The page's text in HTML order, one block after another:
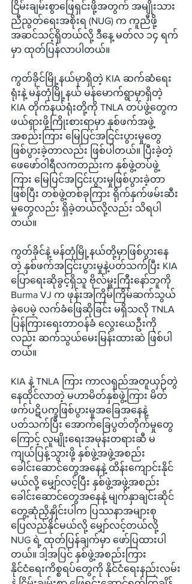
ငြိမ်းချမ်းစွာဖြေရှင်းဖို့အတွက် အမျိုးသား
ညီညွတ်ရေးအစိုးရ (NUG) က ကူညီဖို့
အဆင်သင့်ရှိတယ်လို့ ဒီနေ့ မတ်လ ၁၄ ရက်
မှာ ထုတ်ပြန်လာပါတယ်။
ကွတ်ခိုင်မြို့နယ်မှာရှိတဲ့ KIA ဆက်ဆံရေး
ရုံးနဲ့ မန်တုံမြို့နယ် မန်မောက်ရွာမှာရှိတဲ့
KIA တိုက်နယ်ရုံးတို့ကို TNLA တပ်ဖွဲ့တွေက
ဖယ်ရှားဖို့ကြိုးစားရာမှာ နှစ်ဖက်အဖွဲ့
အစည်းကြား မြေပြင်အငြင်းပွားမှုတွေ
ဖြစ်ပွားခဲ့တာလည်း ဖြစ်ပါတယ်။ ပြီးခဲ့တဲ့
ဖေဖော်ဝါရီလကတည်းက နှစ်ဖွဲ့တပ်ဖွဲ့
ကြား မြေပြင်အငြင်းပွားမှုဖြစ်ပွားခဲ့တာ
ဖြစ်ပြီး တစ်ဖွဲ့တစ်ခုကြား ရိုက်နှက်ဖမ်းဆီး
မှုတွေလည်း ရှိခဲ့တယ်လို့လည်း သိရပါ
တယ်။
ကွတ်ခိုင်နဲ့ မန်တုံမြို့နယ်တို့မှာဖြစ်ပွားနေ
တဲ့ နှစ်ဖက်အငြင်းပွားမှုနဲ့ပတ်သက်ပြီး KIA
ပြောရေးဆိုခွင့်ရှိသူ ဗိုလ်မှူးကြီးနော်ဘူကို
Burma VJ က ဖုန်းအကြိမ်ကြိမ်ဆက်သွယ်
ခဲ့ပေမဲ့ လက်ခံဖြေဆိုခြင်း မရှိသလို TNLA
ပြန်ကြားရေးတာဝန်ခံ လွေးယေဦးကို
လည်း ဆက်သွယ်မေးမြန်းထားဆဲ ဖြစ်ပါ
တယ်။
KIA နဲ့ TNLA ကြား ကာလရှည်အတူယှဉ်တွဲ
နေထိုင်လာတဲ့ မဟာမိတ်နှစ်ဖွဲ့ကြား မိတ်
ဖက်ပဋိပက္ခဖြစ်ပွားမှုအခြေအနေနဲ့
ပတ်သက်ပြီး အောက်ခြေပွတ်တိုက်မှုတွေ
ကြောင့် လူမျိုးရေးအမုန်းတရားဆီ မ
ကျယ်ပြန့်သွားဖို့ နှစ်ဖွဲ့အဖွဲ့အစည်း
ခေါင်းဆောင်တွေအနေနဲ့ ထိန်းကျောင်းနိုင်
မယ်လို့ မျှော်လင့်ပြီး နှစ်ဖွဲ့အဖွဲ့အစည်း
ခေါင်းဆောင်တွေအနေနဲ့ မျက်နှာချင်းဆိုင်
တွေ့ဆုံညှိနှိုင်းပါက ပြဿနာအများစု
ပြေလည်နိုင်မယ်လို့ မျှော်လင့်တယ်လို့
NUG ရဲ့ ထုတ်ပြန်ချက်မှာ ဖော်ပြထားပါ
တယ်။ ဒါ့အပြင် နှစ်ဖွဲ့အစည်းကြား
နိုင်ငံရေးကိစ္စရပ်တွေကို နိုင်ငံရေးနည်းလမ်း